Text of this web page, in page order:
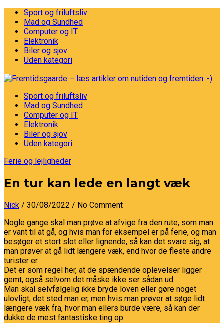
Sport og friluftsliv
Mad og Sundhed
Computer og IT
Elektronik
Biler og sjov
Uden kategori
Sport og friluftsliv
Mad og Sundhed
Computer og IT
Elektronik
Biler og sjov
Uden kategori
Ferie og lejligheder
En tur kan lede en langt væk
Nick / 30/08/2022 / No Comment
Nogle gange skal man prøve at afvige fra den rute, som man
er vant til at gå, og hvis man for eksempel er på ferie, og man
besøger et stort slot eller lignende, så kan det svare sig, at
man prøver at gå lidt længere væk, end hvor de fleste andre
turister er.
Det er som regel her, at de spændende oplevelser ligger
gemt, også selvom det måske ikke ser sådan ud.
Man skal selvfølgelig ikke bryde loven eller gøre noget
ulovligt, det sted man er, men hvis man prøver at søge lidt
længere væk fra, hvor man ellers burde være, så kan der
dukke de mest fantastiske ting op.